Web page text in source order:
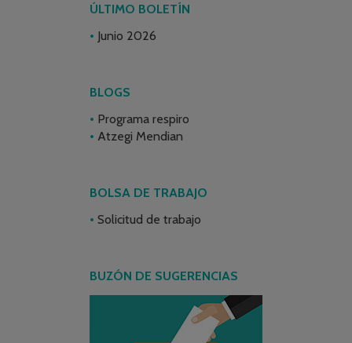
ÚLTIMO BOLETÍN
Junio 2026
BLOGS
Programa respiro
Atzegi Mendian
BOLSA DE TRABAJO
Solicitud de trabajo
BUZÓN DE SUGERENCIAS